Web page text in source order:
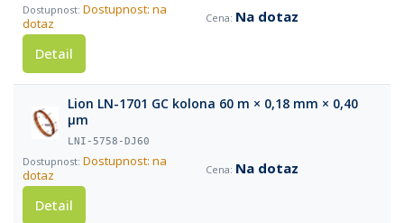
Dostupnost: na
dotaz
Na dotaz
Detail
Lion LN-1701 GC kolona 60 m × 0,18 mm × 0,40
µm
LNI-5758-DJ60
Dostupnost: na
dotaz
Na dotaz
Detail